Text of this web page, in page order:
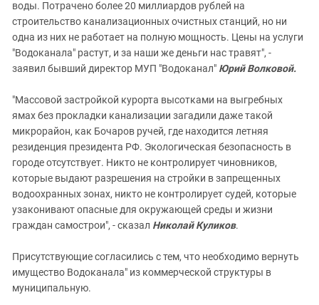
воды. Потрачено более 20 миллиардов рублей на
строительство канализационных очистных станций, но ни
одна из них не работает на полную мощность. Цены на услуги
"Водоканала" растут, и за наши же деньги нас травят", -
заявил бывший директор МУП "Водоканал" Юрий Волковой.
"Массовой застройкой курорта высотками на выгребных
ямах без прокладки канализации загадили даже такой
микрорайон, как Бочаров ручей, где находится летняя
резиденция президента РФ. Экологическая безопасность в
городе отсутствует. Никто не контролирует чиновников,
которые выдают разрешения на стройки в запрещенных
водоохранных зонах, никто не контролирует судей, которые
узаконивают опасные для окружающей среды и жизни
граждан самострои", - сказал Николай Куликов.
Присутствующие согласились с тем, что необходимо вернуть
имущество Водоканала" из коммерческой структуры в
муниципальную.